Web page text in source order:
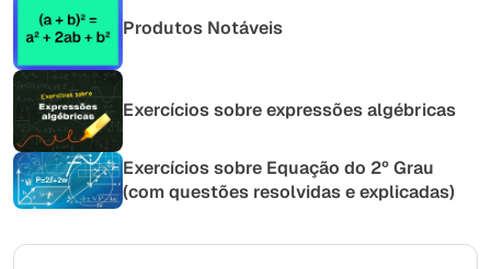
Produtos Notáveis
Exercícios sobre expressões algébricas
Exercícios sobre Equação do 2º Grau
(com questões resolvidas e explicadas)